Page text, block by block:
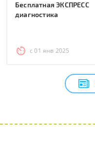
Бесплатная ЭКСПРЕСС
диагностика
с 01 янв 2025